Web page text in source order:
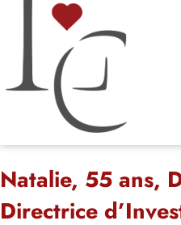
Natalie, 55 ans,
Directrice